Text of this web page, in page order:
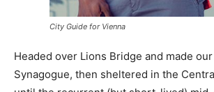
City Guide for Vienna
Headed over Lions Bridge and made
Synagogue, then sheltered in the